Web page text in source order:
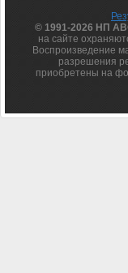
© 1991-2026 НП
на сайте
Воспроизведение
разрешения
приобретены на